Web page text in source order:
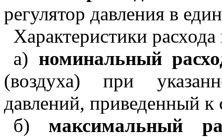
регулятор давления в
Характеристики расхода
а) номинальный
(воздуха) при
давлений, приведенный
б) максимальный